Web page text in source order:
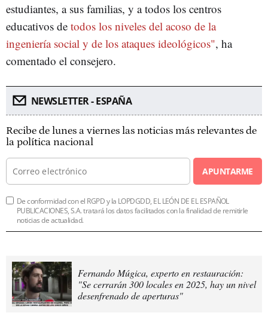
estudiantes, a sus familias, y a todos los centros
educativos de todos los niveles del acoso de la
ingeniería social y de los ataques ideológicos", ha
comentado el consejero.
NEWSLETTER - ESPAÑA
Recibe de lunes a viernes las noticias más relevantes de
la política nacional
APUNTARME
De conformidad con el RGPD y la LOPDGDD, EL LEÓN DE EL ESPAÑOL
PUBLICACIONES, S.A. tratará los datos facilitados con la finalidad de remitirle
noticias de actualidad.
Fernando Múgica, experto en restauración:
"Se cerrarán 300 locales en 2025, hay un nivel
desenfrenado de aperturas"